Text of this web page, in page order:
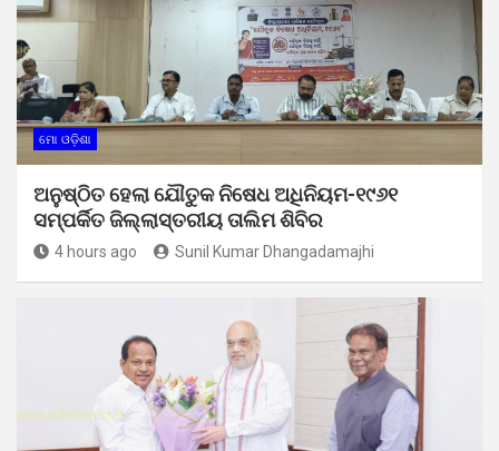
ମୋ ଓଡ଼ିଶା
ଅନୁଷ୍ଠିତ ହେଲା ଯୌତୁକ ନିଷେଧ ଅଧିନିୟମ-୧୯୬୧
ସମ୍ପର୍କିତ ଜିଲ୍ଲାସ୍ତରୀୟ ତାଲିମ ଶିବିର
4 hours ago Sunil Kumar Dhangadamajhi